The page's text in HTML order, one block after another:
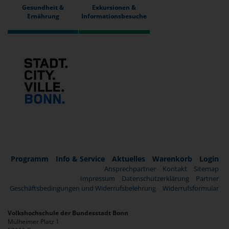
Gesundheit &
Ernährung
Exkursionen &
Informationsbesuche
Programm Info & Service Aktuelles Warenkorb Login
Ansprechpartner Kontakt
Sitemap
Impressum
Datenschutzerklärung
Partner
Geschäftsbedingungen und Widerrufsbelehrung
Widerrufsformular
Volkshochschule der Bundesstadt Bonn
Mülheimer Platz 1